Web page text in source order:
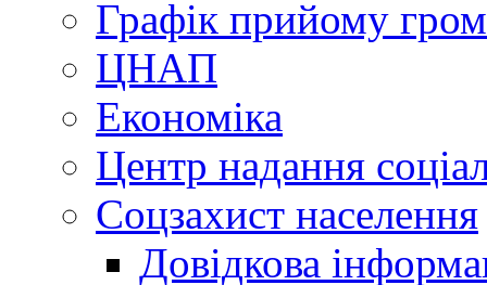
Графік прийому
ЦНАП
Економіка
Центр надання
Соцзахист населення
Довідкова